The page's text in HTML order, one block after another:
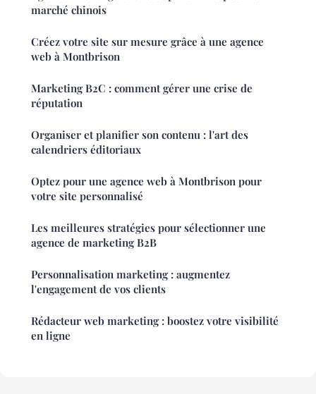
marché chinois
Créez votre site sur mesure grâce à une agence
web à Montbrison
Marketing B2C : comment gérer une crise de
réputation
Organiser et planifier son contenu : l'art des
calendriers éditoriaux
Optez pour une agence web à Montbrison pour
votre site personnalisé
Les meilleures stratégies pour sélectionner une
agence de marketing B2B
Personnalisation marketing : augmentez
l'engagement de vos clients
Rédacteur web marketing : boostez votre visibilité
en ligne